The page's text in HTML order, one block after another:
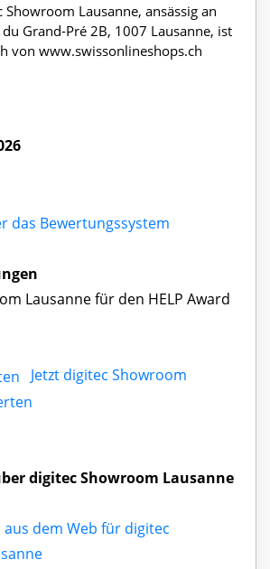
Showroom Lausanne, ansässig an
Grand-Pré 2B, 1007 Lausanne, ist
von www.swissonlineshops.ch
das Bewertungssystem
Lausanne für den HELP Award
Jetzt digitec Showroom
digitec Showroom Lausanne
dem Web für digitec